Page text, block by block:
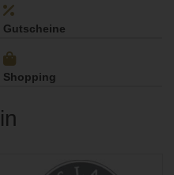
Gutscheine
Shopping